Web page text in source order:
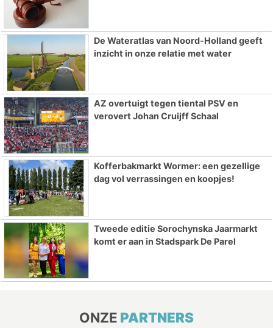
De Wateratlas van Noord-Holland geeft
inzicht in onze relatie met water
AZ overtuigt tegen tiental PSV en
verovert Johan Cruijff Schaal
Kofferbakmarkt Wormer: een gezellige
dag vol verrassingen en koopjes!
Tweede editie Sorochynska Jaarmarkt
komt er aan in Stadspark De Parel
ONZE PARTNERS